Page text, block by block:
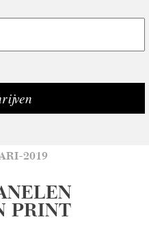
2019
PRINT